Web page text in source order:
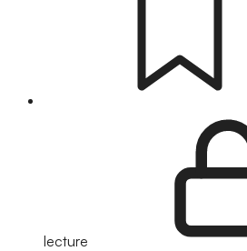
lecture